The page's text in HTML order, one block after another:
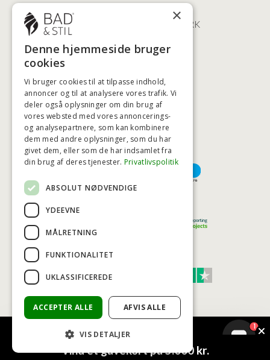
ØSTERBROGADE 202
2100 KØBENHAVN • DANMARK
+45 3920 5084
HØJESTE KREDITVÆRDIGHED
BETALINGSMULIGHEDER
TRUST SCORE 4,7
© COPYRIGHT - BAD&STIL® ApS 2026
×
Denne hjemmeside bruger
cookies
Vi bruger cookies til at tilpasse indhold,
annoncer og til at analysere vores trafik. Vi
deler også oplysninger om din brug af
vores websted med vores annoncerings-
og analysepartnere, som kan kombinere
dem med andre oplysninger, som du har
givet dem, eller som de har indsamlet fra
din brug af deres tjenester. Privatlivspolitik
ABSOLUT NØDVENDIGE
YDEEVNE
MÅLRETNING
FUNKTIONALITET
UKLASSIFICEREDE
ACCEPTER ALLE AFVIS ALLE
VIS DETALJER
1
Vind et gavekort på 5.000 kr.